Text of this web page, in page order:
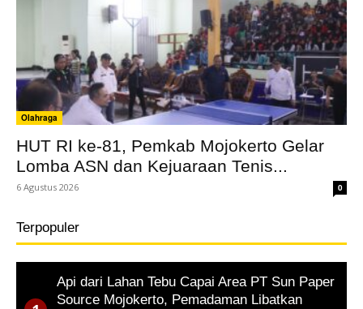
Olahraga
HUT RI ke-81, Pemkab Mojokerto Gelar
Lomba ASN dan Kejuaraan Tenis...
6 Agustus 2026 0
Terpopuler
Api dari Lahan Tebu Capai Area PT Sun Paper
Source Mojokerto, Pemadaman Libatkan